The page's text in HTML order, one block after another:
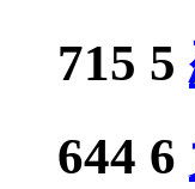
715 5
644 6